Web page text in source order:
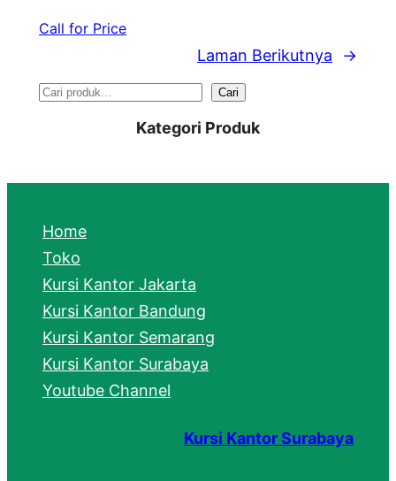
Call for Price
Laman Berikutnya →
S
r
h
Cari
Kategori Produk
Home
Toko
Kursi Kantor Jakarta
Kursi Kantor Bandung
Kursi Kantor Semarang
Kursi Kantor Surabaya
Youtube Channel
Kursi Kantor Surabaya